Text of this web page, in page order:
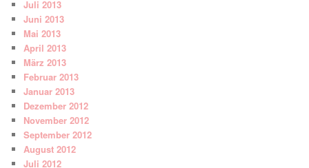
Juli 2013
Juni 2013
Mai 2013
April 2013
März 2013
Februar 2013
Januar 2013
Dezember 2012
November 2012
September 2012
August 2012
Juli 2012